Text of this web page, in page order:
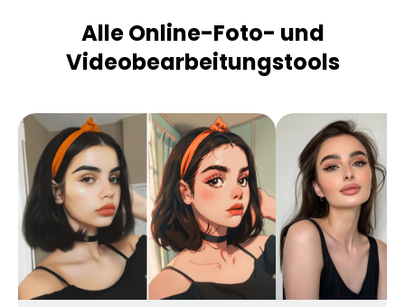
Alle Online-Foto- und
Videobearbeitungstools